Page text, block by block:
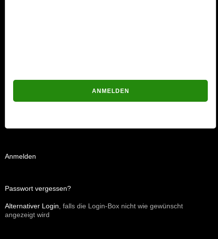
Anmelden
Passwort vergessen?
Alternativer Login , falls die Login-Box nicht wie gewünscht
angezeigt wird